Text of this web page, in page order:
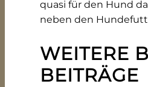
quasi für den Hund
neben den
WEITERE
BEITRÄGE